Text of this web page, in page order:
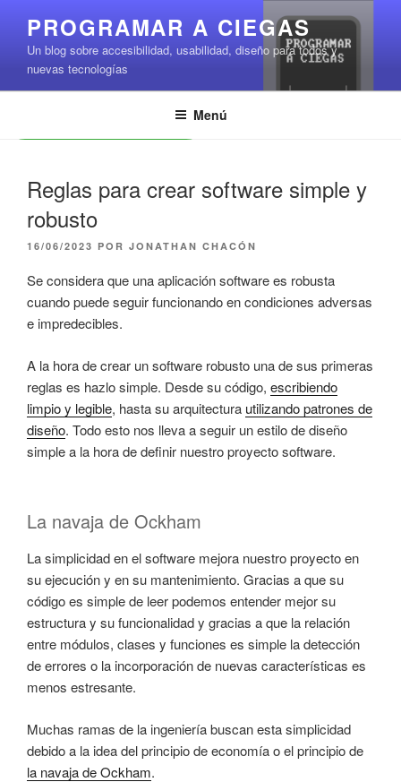
contenido
PROGRAMAR A CIEGAS
Un blog sobre accesibilidad, usabilidad, diseño para todos y
nuevas tecnologías
Menú
Reglas para crear software simple y
robusto
PUBLICADO
16/06/2023 POR JONATHAN CHACÓN
Se considera que una aplicación software es robusta
cuando puede seguir funcionando en condiciones adversas
e impredecibles.
A la hora de crear un software robusto una de sus primeras
reglas es hazlo simple. Desde su código, escribiendo
limpio y legible, hasta su arquitectura utilizando patrones de
diseño. Todo esto nos lleva a seguir un estilo de diseño
simple a la hora de definir nuestro proyecto software.
La navaja de Ockham
La simplicidad en el software mejora nuestro proyecto en
su ejecución y en su mantenimiento. Gracias a que su
código es simple de leer podemos entender mejor su
estructura y su funcionalidad y gracias a que la relación
entre módulos, clases y funciones es simple la detección
de errores o la incorporación de nuevas características es
menos estresante.
Muchas ramas de la ingeniería buscan esta simplicidad
debido a la idea del principio de economía o el principio de
la navaja de Ockham.